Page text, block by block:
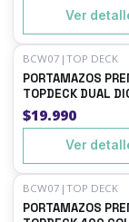
Ver
Agotado
BCW07 | TOP DECK
PORTAMAZOS
TOPDECK DUAL
COLOR AZUL
$19.990
Ver
Agotado
BCW07 | TOP DECK
PORTAMAZOS